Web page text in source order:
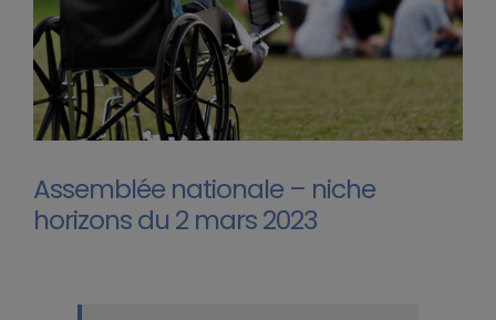
Assemblée nationale – niche
horizons du 2 mars 2023